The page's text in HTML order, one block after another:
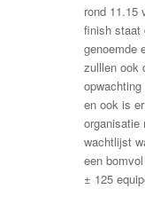
rond 11.15
finish staat
genoemde
zulllen ook
en ook is
organisatie
wachtlijst
een
± 125